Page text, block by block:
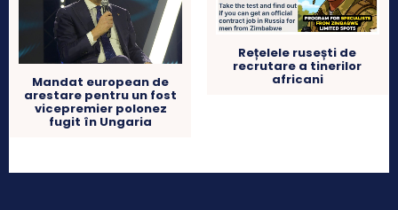
Mandat european de
arestare pentru un fost
vicepremier polonez
fugit în Ungaria
Rețelele rusești de
recrutare a tinerilor
africani